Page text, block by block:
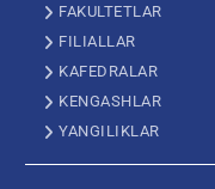
FAKULTETLAR
FILIALLAR
KAFEDRALAR
KENGASHLAR
YANGILIKLAR